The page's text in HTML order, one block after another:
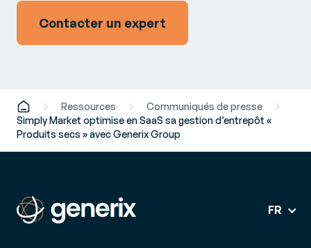
Contacter un expert
Ressources
Communiqués de presse
Simply Market optimise en SaaS sa gestion d’entrepôt «
Produits secs » avec Generix Group
FR